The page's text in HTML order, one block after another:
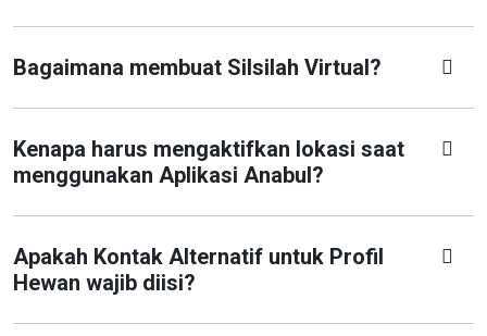
Bagaimana membuat Silsilah Virtual?
Kenapa harus mengaktifkan lokasi saat
menggunakan Aplikasi Anabul?
Apakah Kontak Alternatif untuk Profil
Hewan wajib diisi?